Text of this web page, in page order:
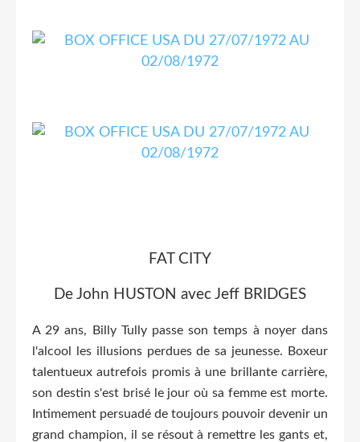
FAT CITY
De John HUSTON avec Jeff BRIDGES
A 29 ans, Billy Tully passe son temps à noyer dans
l'alcool les illusions perdues de sa jeunesse. Boxeur
talentueux autrefois promis à une brillante carrière,
son destin s'est brisé le jour où sa femme est morte.
Intimement persuadé de toujours pouvoir devenir un
grand champion, il se résout à remettre les gants et,